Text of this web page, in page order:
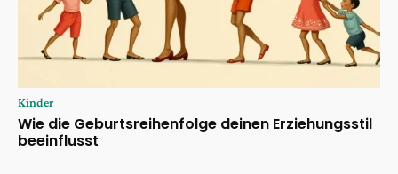
Kinder
Wie die Geburtsreihenfolge deinen Erziehungsstil
beeinflusst